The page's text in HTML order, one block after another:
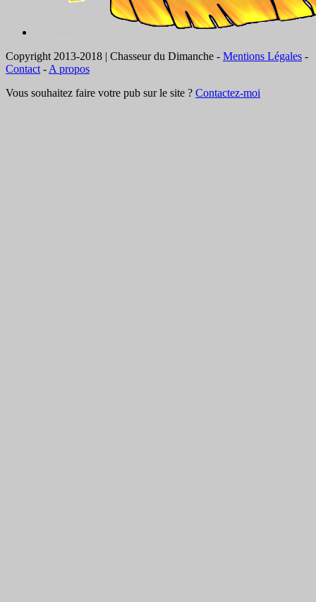
Copyright 2013-2018 | Chasseur du Dimanche - Mentions Légales -
Contact - A propos
Vous souhaitez faire votre pub sur le site ? Contactez-moi